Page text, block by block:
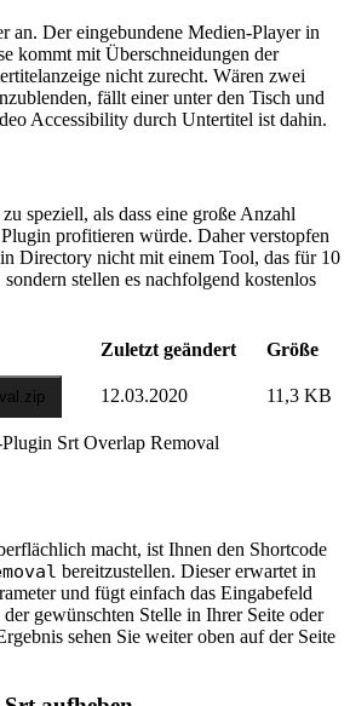
an. Der eingebundene Medien-Player in
kommt mit Überschneidungen der
nicht zurecht. Wären zwei
fällt einer unter den Tisch und
Accessibility durch Untertitel ist dahin.
speziell, als dass eine große Anzahl
profitieren würde. Daher verstopfen
Directory nicht mit einem Tool, das für 10
stellen es nachfolgend kostenlos
Zuletzt geändert Größe
12.03.2020 11,3 KB
Srt Overlap Removal
macht, ist Ihnen den Shortcode
bereitzustellen. Dieser erwartet in
und fügt einfach das Eingabefeld
gewünschten Stelle in Ihrer Seite oder
sehen Sie weiter oben auf der Seite